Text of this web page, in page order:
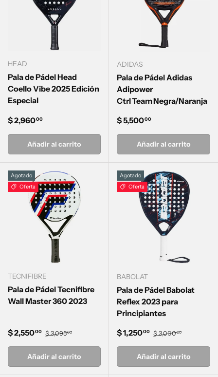
HEAD
Pala de Pádel Head
Coello Vibe 2025 Edición
Especial
Precio normal
$ 2,96000
Añadir al carrito
ADIDAS
Pala de Pádel Adidas
Adipower
Ctrl Team Negra/Naranja
Precio normal
$ 5,50000
Añadir al carrito
Agotado
Oferta
TECNIFIBRE
Pala de Pádel Tecnifibre
Wall Master 360 2023
Precio de venta
$ 2,55000 Precio normal
$ 3,09500
Añadir al carrito
Agotado
Oferta
BABOLAT
Pala de Pádel Babolat
Reflex 2023 para
Principiantes
Precio de venta
$ 1,25000 Precio normal
$ 3,00000
Añadir al carrito